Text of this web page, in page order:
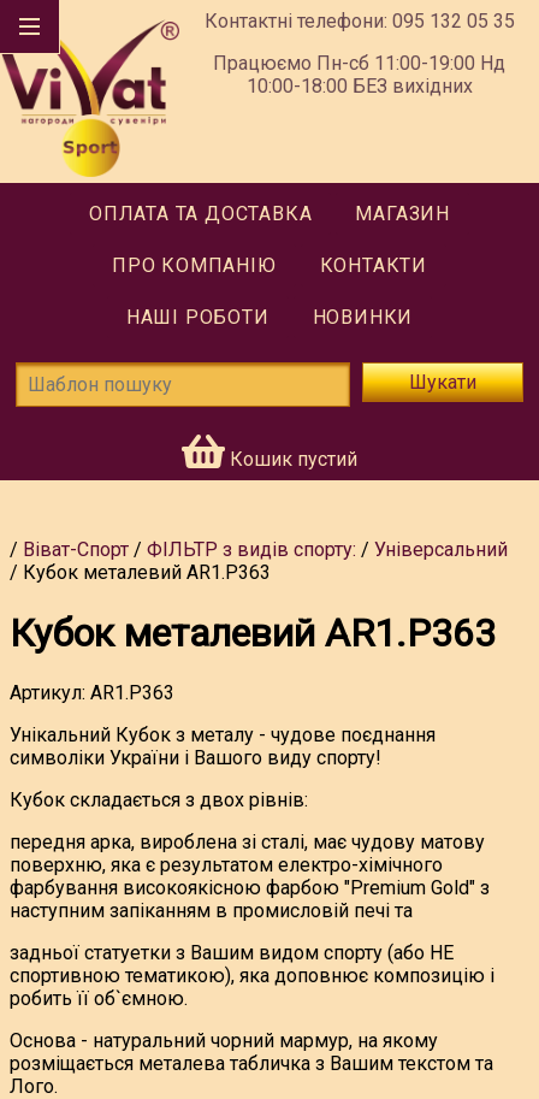
Контактні телефони: 095 132 05 35
Працюємо Пн-сб 11:00-19:00 Нд
10:00-18:00 БЕЗ вихідних
ОПЛАТА ТА ДОСТАВКА МАГАЗИН
ПРО КОМПАНІЮ КОНТАКТИ
НАШІ РОБОТИ НОВИНКИ
Шукати
Кошик пустий
Віват-Спорт ФІЛЬТР з видів спорту:
Універсальний
Кубок металевий AR1.P363
Кубок металевий AR1.P363
Артикул: AR1.P363
Унікальний Кубок з металу - чудове поєднання
символіки України і Вашого виду спорту!
Кубок складається з двох рівнів:
передня арка, вироблена зі сталі, має чудову матову
поверхню, яка є результатом електро-хімічного
фарбування високоякісною фарбою "Premium Gold" з
наступним запіканням в промисловій печі та
задньої статуетки з Вашим видом спорту (або НЕ
спортивною тематикою), яка доповнює композицію і
робить її об`ємною.
Основа - натуральний чорний мармур, на якому
розміщається металева табличка з Вашим текстом та
Лого.